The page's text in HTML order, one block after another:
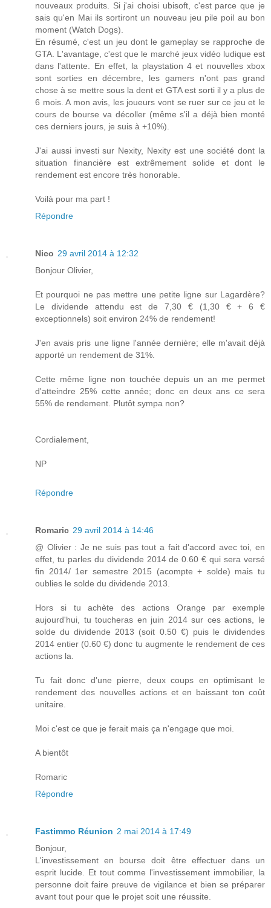
nouveaux produits. Si j'ai choisi ubisoft, c'est parce que je
sais qu'en Mai ils sortiront un nouveau jeu pile poil au bon
moment (Watch Dogs).
En résumé, c'est un jeu dont le gameplay se rapproche de
GTA. L'avantage, c'est que le marché jeux vidéo ludique est
dans l'attente. En effet, la playstation 4 et nouvelles xbox
sont sorties en décembre, les gamers n'ont pas grand
chose à se mettre sous la dent et GTA est sorti il y a plus de
6 mois. A mon avis, les joueurs vont se ruer sur ce jeu et le
cours de bourse va décoller (même s'il a déjà bien monté
ces derniers jours, je suis à +10%).
J'ai aussi investi sur Nexity, Nexity est une société dont la
situation financière est extrêmement solide et dont le
rendement est encore très honorable.
Voilà pour ma part !
Répondre
Nico 29 avril 2014 à 12:32
Bonjour Olivier,
Et pourquoi ne pas mettre une petite ligne sur Lagardère?
Le dividende attendu est de 7,30 € (1,30 € + 6 €
exceptionnels) soit environ 24% de rendement!
J'en avais pris une ligne l'année dernière; elle m'avait déjà
apporté un rendement de 31%.
Cette même ligne non touchée depuis un an me permet
d'atteindre 25% cette année; donc en deux ans ce sera
55% de rendement. Plutôt sympa non?
Cordialement,
NP
Répondre
Romaric 29 avril 2014 à 14:46
@ Olivier : Je ne suis pas tout a fait d'accord avec toi, en
effet, tu parles du dividende 2014 de 0.60 € qui sera versé
fin 2014/ 1er semestre 2015 (acompte + solde) mais tu
oublies le solde du dividende 2013.
Hors si tu achète des actions Orange par exemple
aujourd'hui, tu toucheras en juin 2014 sur ces actions, le
solde du dividende 2013 (soit 0.50 €) puis le dividendes
2014 entier (0.60 €) donc tu augmente le rendement de ces
actions la.
Tu fait donc d'une pierre, deux coups en optimisant le
rendement des nouvelles actions et en baissant ton coût
unitaire.
Moi c'est ce que je ferait mais ça n'engage que moi.
A bientôt
Romaric
Répondre
Fastimmo Réunion 2 mai 2014 à 17:49
Bonjour,
L'investissement en bourse doit être effectuer dans un
esprit lucide. Et tout comme l'investissement immobilier, la
personne doit faire preuve de vigilance et bien se préparer
avant tout pour que le projet soit une réussite.